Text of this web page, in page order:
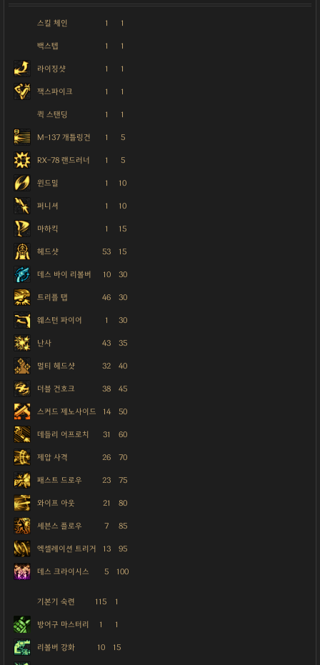
스킬 체인 1 1
백스텝 1 1
라이징샷 1 1
잭스파이크 1 1
퀵 스탠딩 1 1
M-137 개틀링건 1 5
RX-78 랜드러너 1 5
윈드밀 1 10
퍼니셔 1 10
마하킥 1 15
헤드샷 53 15
데스 바이 리볼버 10 30
트리플 탭 46 30
웨스턴 파이어 1 30
난사 43 35
멀티 헤드샷 32 40
더블 건호크 38 45
스커드 제노사이드 14 50
데들리 어프로치 31 60
제압 사격 26 70
패스트 드로우 23 75
와이프 아웃 21 80
세븐스 플로우 7 85
엑셀레이션 트리거 13 95
데스 크라이시스 5 100
기본기 숙련 115 1
방어구 마스터리 1 1
리볼버 강화 10 15